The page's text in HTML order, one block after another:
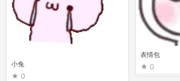
小兔
0
表情包
0